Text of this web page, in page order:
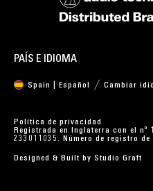
PAÍS E IDIOMA
Spain | Español Cambiar
Política de privacidad
Registrada en Inglaterra con el nº
233011035. Número de registro de
Designed & Built by Studio Graft